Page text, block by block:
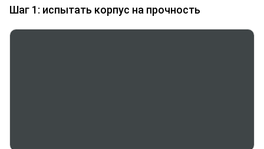
Шаг 1: испытать корпус на прочность